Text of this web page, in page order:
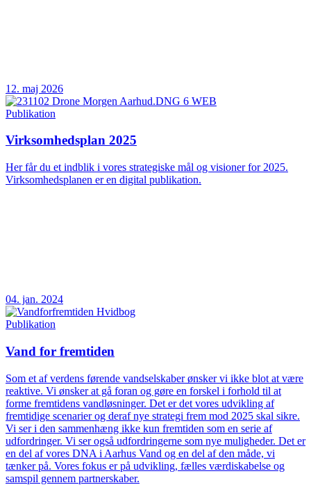
12. maj 2026
Publikation
Virksomhedsplan 2025
Her får du et indblik i vores strategiske mål og visioner for 2025.
Virksomhedsplanen er en digital publikation.
04. jan. 2024
Publikation
Vand for fremtiden
Som et af verdens førende vandselskaber ønsker vi ikke blot at være
reaktive. Vi ønsker at gå foran og gøre en forskel i forhold til at
forme fremtidens vandløsninger. Det er det vores udvikling af
fremtidige scenarier og deraf nye strategi frem mod 2025 skal sikre.
Vi ser i den sammenhæng ikke kun fremtiden som en serie af
udfordringer. Vi ser også udfordringerne som nye muligheder. Det er
en del af vores DNA i Aarhus Vand og en del af den måde, vi
tænker på. Vores fokus er på udvikling, fælles værdiskabelse og
samspil gennem partnerskaber.